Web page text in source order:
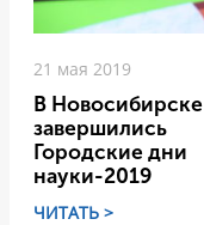
21 мая 2019
В Новосибирске
завершились
Городские дни
науки-2019
ЧИТАТЬ >